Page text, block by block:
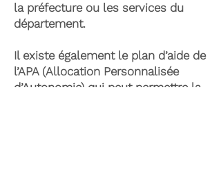
la préfecture ou les services du
département.
Il existe également le plan d’aide de
l’APA (Allocation Personnalisée
d’Autonomie) qui peut permettre la